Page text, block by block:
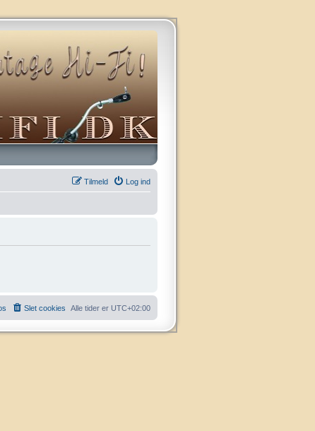
Log ind
Tilmeld
Alle tider er UTC+02:00
Slet cookies